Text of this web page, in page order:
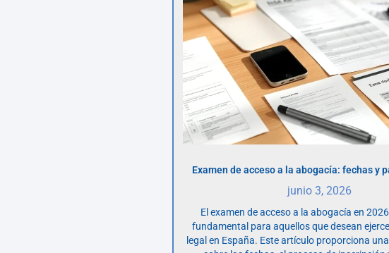
Examen de acceso a la abogacía: fechas y
junio 3, 2026
El examen de acceso a la abogacía en
fundamental para aquellos que desean
legal en España. Este artículo proporciona